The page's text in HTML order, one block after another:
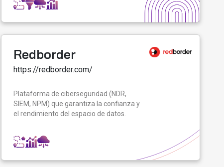
Redborder
https://redborder.com/
Plataforma de ciberseguridad (NDR,
SIEM, NPM) que garantiza la confianza y
el rendimiento del espacio de datos.